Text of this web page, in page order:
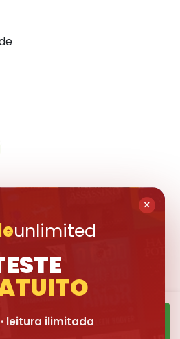
Ler ➜
×
unlimited
leitura ilimitada